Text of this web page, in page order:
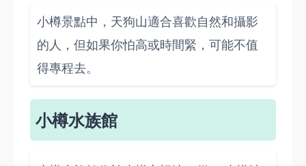
小樽景點中，天狗山適合喜歡自然和攝影
的人，但如果你怕高或時間緊，可能不值
得專程去。
小樽水族館